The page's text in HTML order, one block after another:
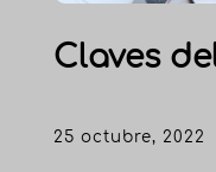
Claves
25 octubre, 2022